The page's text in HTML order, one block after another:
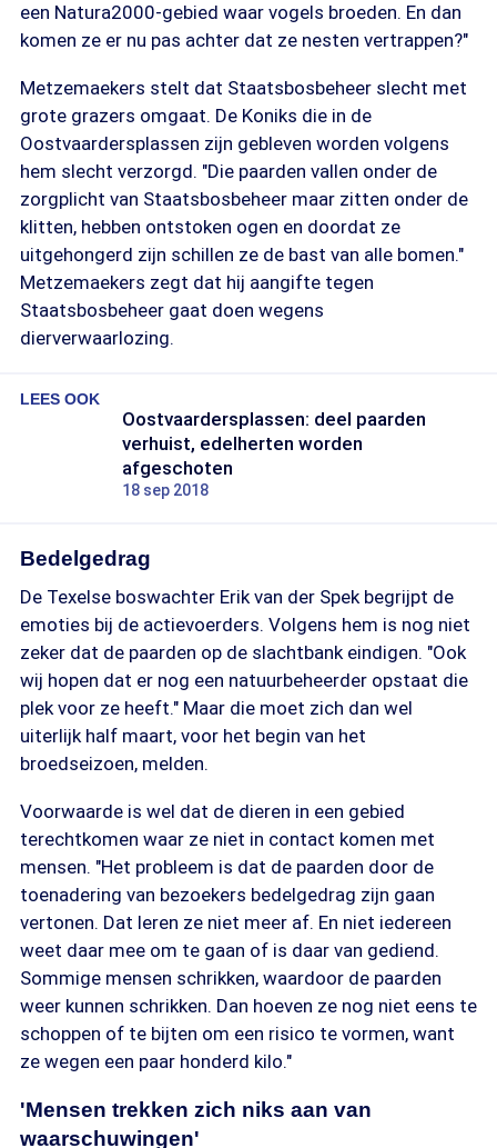
een Natura2000-gebied waar vogels broeden. En dan
komen ze er nu pas achter dat ze nesten vertrappen?"
Metzemaekers stelt dat Staatsbosbeheer slecht met
grote grazers omgaat. De Koniks die in de
Oostvaardersplassen zijn gebleven worden volgens
hem slecht verzorgd. "Die paarden vallen onder de
zorgplicht van Staatsbosbeheer maar zitten onder de
klitten, hebben ontstoken ogen en doordat ze
uitgehongerd zijn schillen ze de bast van alle bomen."
Metzemaekers zegt dat hij aangifte tegen
Staatsbosbeheer gaat doen wegens
dierverwaarlozing.
LEES OOK
Oostvaardersplassen: deel paarden
verhuist, edelherten worden
afgeschoten
18 sep 2018
Bedelgedrag
De Texelse boswachter Erik van der Spek begrijpt de
emoties bij de actievoerders. Volgens hem is nog niet
zeker dat de paarden op de slachtbank eindigen. "Ook
wij hopen dat er nog een natuurbeheerder opstaat die
plek voor ze heeft." Maar die moet zich dan wel
uiterlijk half maart, voor het begin van het
broedseizoen, melden.
Voorwaarde is wel dat de dieren in een gebied
terechtkomen waar ze niet in contact komen met
mensen. "Het probleem is dat de paarden door de
toenadering van bezoekers bedelgedrag zijn gaan
vertonen. Dat leren ze niet meer af. En niet iedereen
weet daar mee om te gaan of is daar van gediend.
Sommige mensen schrikken, waardoor de paarden
weer kunnen schrikken. Dan hoeven ze nog niet eens te
schoppen of te bijten om een risico te vormen, want
ze wegen een paar honderd kilo."
'Mensen trekken zich niks aan van
waarschuwingen'